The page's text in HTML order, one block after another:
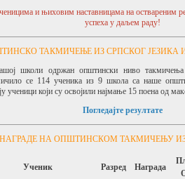
и њиховим наставницама на оствареним
успеха у даљем раду!
ТАКМИЧЕЊЕ ИЗ СРПСКОГ ЈЕЗИКА
школи одржан општински ниво такмичења
се 114 ученика из 9 школа са наше
ученици који су освојили најмање 15 поена од
Погледајте резултате
НАГРАДЕ НА ОПШТИНСКОМ ТАКМИЧЕЊУ
Ученик Разред Награда